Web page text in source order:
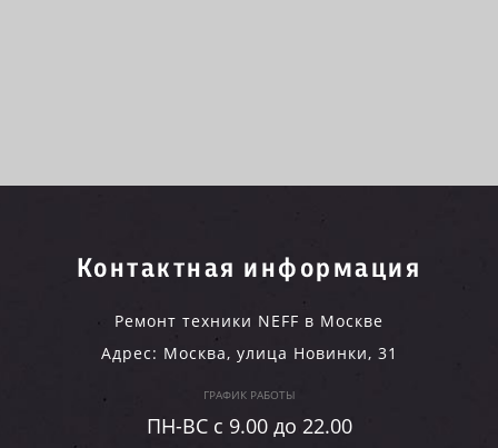
Контактная информация
Ремонт техники NEFF в Москве
Адрес: Москва, улица Новинки, 31
ГРАФИК РАБОТЫ
ПН-ВC c 9.00 до 22.00